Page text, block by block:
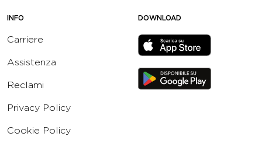
INFO
Carriere
Assistenza
Reclami
Privacy Policy
Cookie Policy
DOWNLOAD